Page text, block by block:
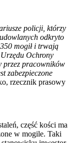
policji, którzy
odkryto
mogił i trwają
Ochrony
przez pracowników
zabezpieczone
rzecznik prasowy
część kości ma
w mogile. Taki